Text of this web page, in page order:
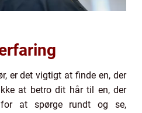
er det vigtigt at finde en, der
at betro dit hår til en, der
at spørge rundt og se,